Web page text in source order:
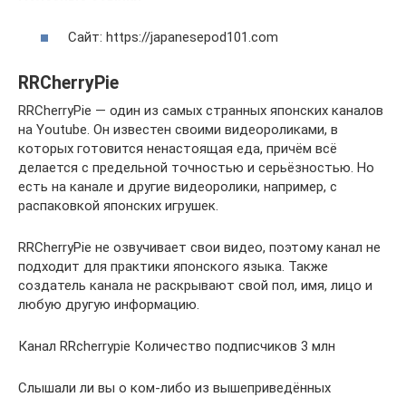
Сайт: https://japanesepod101.com
RRCherryPie
RRCherryPie — один из самых странных японских каналов
на Youtube. Он известен своими видеороликами, в
которых готовится ненастоящая еда, причём всё
делается с предельной точностью и серьёзностью. Но
есть на канале и другие видеоролики, например, с
распаковкой японских игрушек.
RRCherryPie не озвучивает свои видео, поэтому канал не
подходит для практики японского языка. Также
создатель канала не раскрывают свой пол, имя, лицо и
любую другую информацию.
Канал RRcherrypie Количество подписчиков 3 млн
Слышали ли вы о ком-либо из вышеприведённых